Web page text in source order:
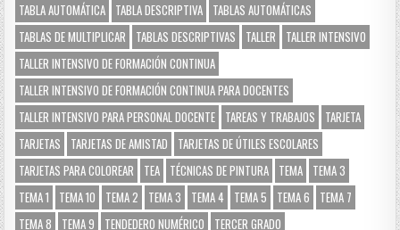
TABLA AUTOMÁTICA TABLA DESCRIPTIVA TABLAS AUTOMÁTICAS
TABLAS DE MULTIPLICAR
TABLAS DESCRIPTIVAS TALLER
TALLER INTENSIVO
TALLER INTENSIVO DE FORMACIÓN CONTINUA
TALLER INTENSIVO DE FORMACIÓN CONTINUA PARA DOCENTES
TALLER INTENSIVO PARA PERSONAL DOCENTE TAREAS Y TRABAJOS
TARJETA
TARJETAS
TARJETAS DE AMISTAD
TARJETAS DE ÚTILES ESCOLARES
TARJETAS PARA COLOREAR
TEA TÉCNICAS DE PINTURA TEMA TEMA 3
TEMA 1
TEMA 10 TEMA 2 TEMA 3 TEMA 4 TEMA 5 TEMA 6
TEMA 7
TEMA 8
TEMA 9 TENDEDERO NUMÉRICO
TERCER GRADO